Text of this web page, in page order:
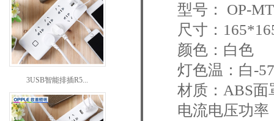
3USB智能排插R5...
型号： OP-
尺寸：
颜色：白色
灯色温：白-
材质：ABS面
电流电压功率